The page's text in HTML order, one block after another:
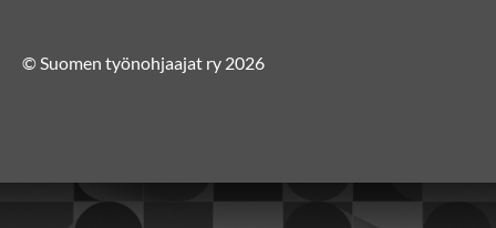
© Suomen työnohjaajat ry 2026